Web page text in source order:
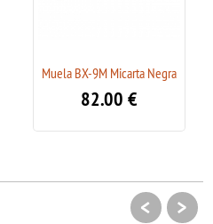
Muela BX-9M Micarta Negra
82.00 €
< >